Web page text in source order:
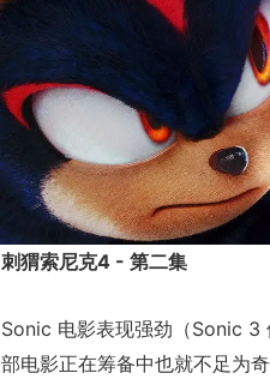
刺猬索尼克4 - 第二集
Sonic 电影表现强劲（Sonic 3
电影正在筹备中也就不足为